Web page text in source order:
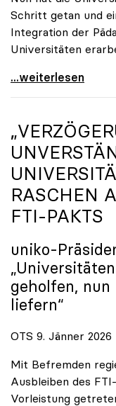
Schritt getan und
Integration der
Universitäten
Schools of
...weiterlesen
RASCHEN
FTI-PAKTS
uniko-
geholfen, nun
liefern“
OTS 9. Jänner 2026
Mit Befremden
Ausbleiben des
Vorleistung